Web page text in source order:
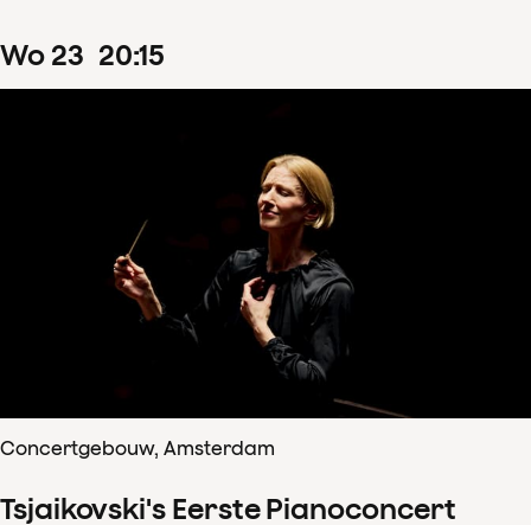
wo 23 20:15
Concertgebouw, Amsterdam
Tsjaikovski's Eerste Pianoconcert